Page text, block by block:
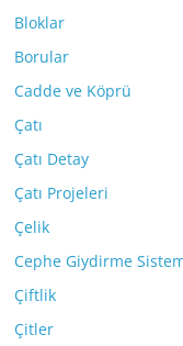
Bloklar
Borular
Cadde ve Köprü
Çatı
Çatı Detay
Çatı Projeleri
Çelik
Cephe Giydirme
Çiftlik
Çitler